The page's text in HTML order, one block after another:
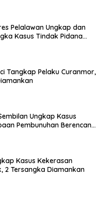
Pelalawan Ungkap dan
Kasus Tindak Pidana
Tangkap Pelaku Curanmor,
Ungkap Kasus
Pembunuhan Berencana,
Kasus Kekerasan
2 Tersangka Diamankan